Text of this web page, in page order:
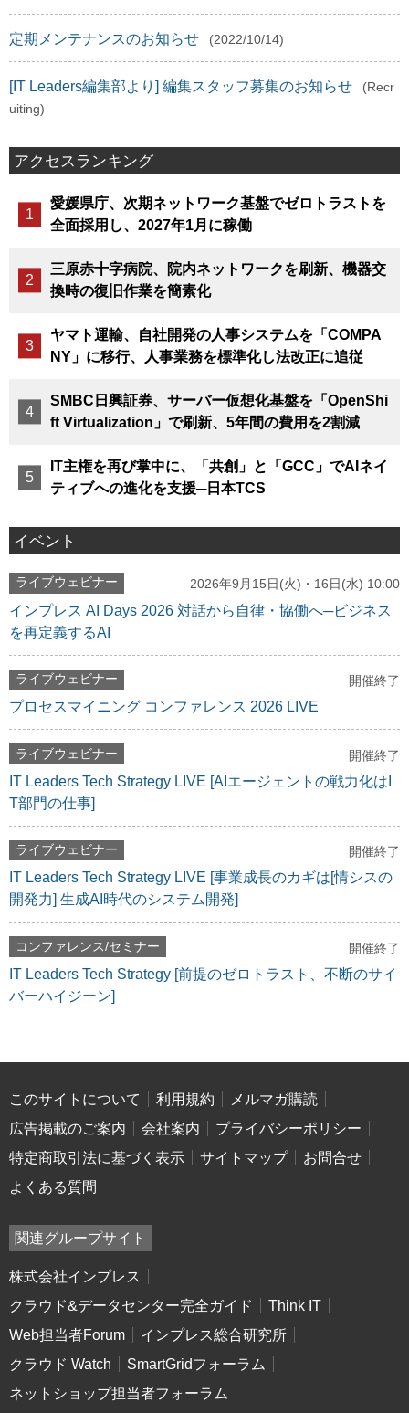
定期メンテナンスのお知らせ (2022/10/14)
[IT Leaders編集部より] 編集スタッフ募集のお知らせ
(Recr
uiting)
アクセスランキング
愛媛県庁、次期ネットワーク基盤でゼロトラストを
全面採用し、2027年1月に稼働
三原赤十字病院、院内ネットワークを刷新、機器交
換時の復旧作業を簡素化
ヤマト運輸、自社開発の人事システムを「COMPA
NY」に移行、人事業務を標準化し法改正に追従
SMBC日興証券、サーバー仮想化基盤を「OpenShi
ft Virtualization」で刷新、5年間の費用を2割減
IT主権を再び掌中に、「共創」と「GCC」でAIネイ
ティブへの進化を支援─日本TCS
イベント
ライブウェビナー 2026年9月15日(火)・16日(水) 10:00
インプレス AI Days 2026 対話から自律・協働へ─ビジネス
を再定義するAI
ライブウェビナー 開催終了
プロセスマイニング コンファレンス 2026 LIVE
ライブウェビナー 開催終了
IT Leaders Tech Strategy LIVE [AIエージェントの戦力化はI
T部門の仕事]
ライブウェビナー 開催終了
IT Leaders Tech Strategy LIVE [事業成長のカギは[情シスの
開発力] 生成AI時代のシステム開発]
コンファレンス/セミナー 開催終了
IT Leaders Tech Strategy [前提のゼロトラスト、不断のサイ
バーハイジーン]
このサイトについて 利用規約
メルマガ購読
広告掲載のご案内
会社案内
プライバシーポリシー
特定商取引法に基づく表示
サイトマップ
お問合せ
よくある質問
関連グループサイト
株式会社インプレス
クラウド&データセンター完全ガイド
Think IT
Web担当者Forum
インプレス総合研究所
クラウド Watch
SmartGridフォーラム
ネットショップ担当者フォーラム